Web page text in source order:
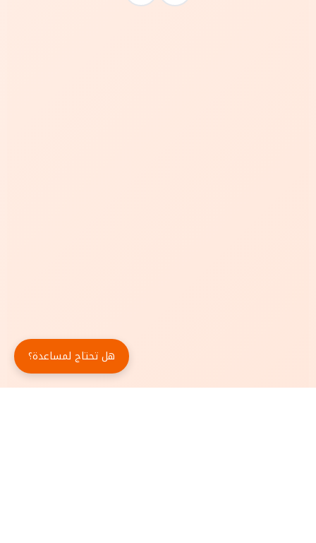
هل تحتاج لمساعدة؟